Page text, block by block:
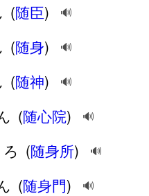
(随臣) 🔊
(随身) 🔊
(随神) 🔊
(随心院) 🔊
(随身所) 🔊
(随身門) 🔊